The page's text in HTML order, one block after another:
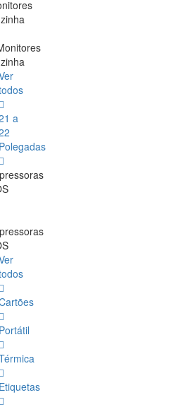
a
Polegadas
Portátil
Etiquetas